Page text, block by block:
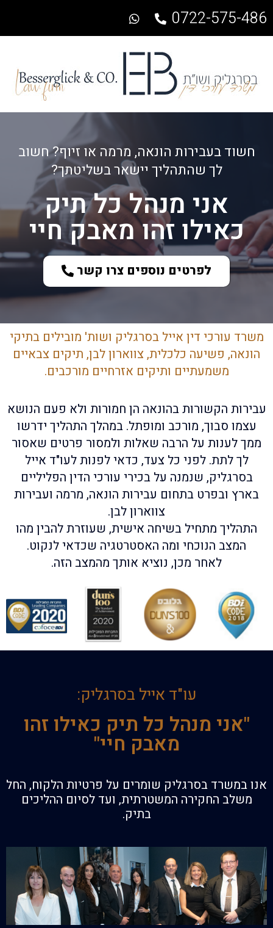
0722-575-486
חשוד בעבירות הונאה, מרמה או זיוף? חשוב
לך שהתהליך יישאר בשליטתך?
אני מנהל כל תיק
כאילו זהו מאבק חיי
לפרטים נוספים צרו קשר
משרד עורכי דין אייל בסרגליק ושות' מובילים בתיקי
הונאה, פשיעה כלכלית, צווארון לבן, תיקים צבאיים
משמעתיים ותיקים אזרחיים מורכבים.​
עבירות הקשורות בהונאה הן חמורות ולא פעם הנושא
עצמו סבוך, מורכב ומופתל. במהלך התהליך ידרשו
ממך לענות על הרבה שאלות ולמסור פרטים שאסור
לך לתת. לפני כל צעד, כדאי לפנות לעו"ד אייל
בסרגליק, שנמנה על בכירי עורכי הדין הפליליים
בארץ ובפרט בתחום עבירות הונאה, מרמה ועבירות
צווארון לבן.
התהליך מתחיל בשיחה אישית, שעוזרת להבין מהו
המצב הנוכחי ומה האסטרטגיה שכדאי לנקוט.
לאחר מכן, נוציא אותך מהמצב הזה.
עו"ד אייל בסרגליק:
"אני מנהל כל תיק כאילו זהו
מאבק חיי"
אנו במשרד בסרגליק שומרים על פרטיות הלקוח, החל
משלב החקירה המשטרתית, ועד לסיום ההליכים
בתיק.